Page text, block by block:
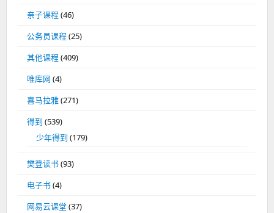
亲子课程(46)
公务员课程(25)
其他课程(409)
唯库网 (4)
喜马拉雅(271)
得到 (539)
少年得到 (179)
樊登读书(93)
电子书(4)
网易云课堂 (37)